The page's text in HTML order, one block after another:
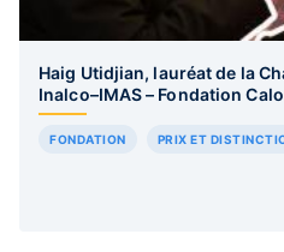
Haig Utidjian, lauréat de la
Inalco–IMAS – Fondation
FONDATION PRIX ET